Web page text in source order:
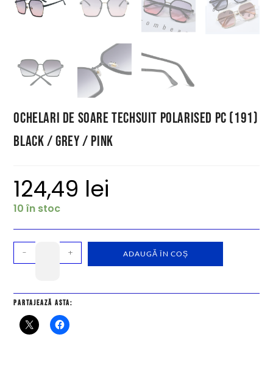
Ochelari de Soare Techsuit Polarised PC (191)
Black / Grey / Pink
124,49 lei
10 în stoc
- + ADAUGĂ ÎN COȘ
Partajează asta: